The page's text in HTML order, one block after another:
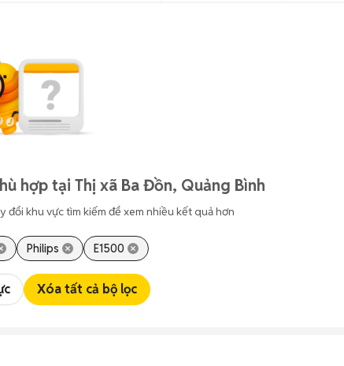
hợp tại Thị xã Ba Đồn, Quảng Bình
đổi khu vực tìm kiếm để xem nhiều kết quả hơn
Philips E1500
Xóa tất cả bộ lọc